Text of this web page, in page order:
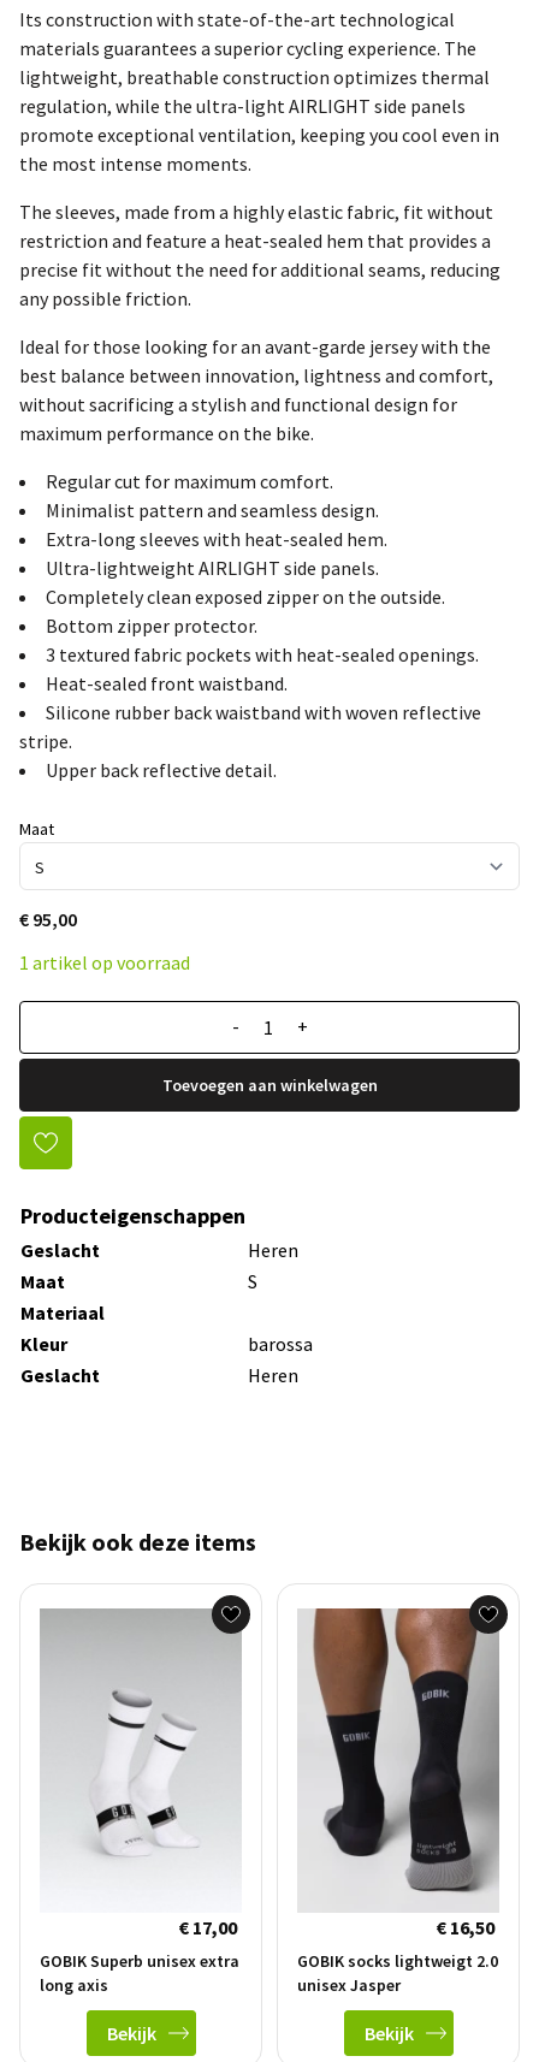
Its construction with state-of-the-art technological
materials guarantees a superior cycling experience. The
lightweight, breathable construction optimizes thermal
regulation, while the ultra-light AIRLIGHT side panels
promote exceptional ventilation, keeping you cool even in
the most intense moments.
The sleeves, made from a highly elastic fabric, fit without
restriction and feature a heat-sealed hem that provides a
precise fit without the need for additional seams, reducing
any possible friction.
Ideal for those looking for an avant-garde jersey with the
best balance between innovation, lightness and comfort,
without sacrificing a stylish and functional design for
maximum performance on the bike.
Regular cut for maximum comfort.
Minimalist pattern and seamless design.
Extra-long sleeves with heat-sealed hem.
Ultra-lightweight AIRLIGHT side panels.
Completely clean exposed zipper on the outside.
Bottom zipper protector.
3 textured fabric pockets with heat-sealed openings.
Heat-sealed front waistband.
Silicone rubber back waistband with woven reflective
stripe.
Upper back reflective detail.
Maat
€ 95,00
1 artikel op voorraad
- +
Toevoegen aan winkelwagen
Producteigenschappen
Geslacht
Heren
Maat
S
Materiaal
Kleur
barossa
Geslacht
Heren
Bekijk ook deze items
€ 17,00
GOBIK Superb unisex extra
long axis
Bekijk
€ 16,50
GOBIK socks lightweigt 2.0
unisex Jasper
Bekijk